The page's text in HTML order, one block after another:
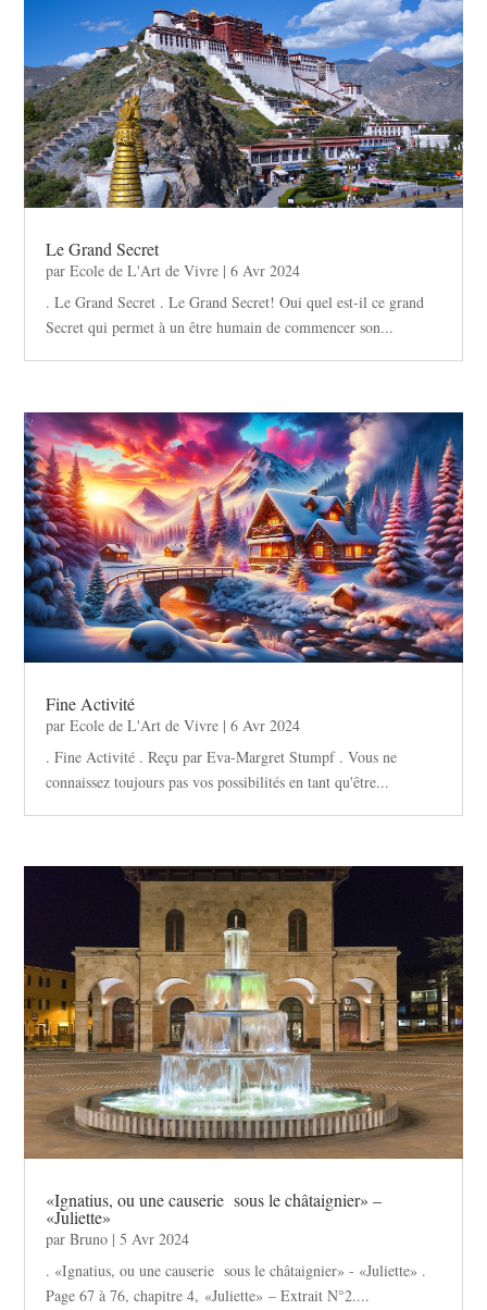
Le Grand Secret
parEcole de L'Art de Vivre |6 Avr 2024
. Le Grand Secret . Le Grand Secret! Oui quel est-il ce grand
Secret qui permet à un être humain de commencer son...
Fine Activité
parEcole de L'Art de Vivre |6 Avr 2024
. Fine Activité . Reçu par Eva-Margret Stumpf . Vous ne
connaissez toujours pas vos possibilités en tant qu'être...
«Ignatius, ou une causerie sous le châtaignier» –
«Juliette»
parBruno |5 Avr 2024
. «Ignatius, ou une causerie sous le châtaignier» - «Juliette» .
Page 67 à 76, chapitre 4, «Juliette» – Extrait N°2....